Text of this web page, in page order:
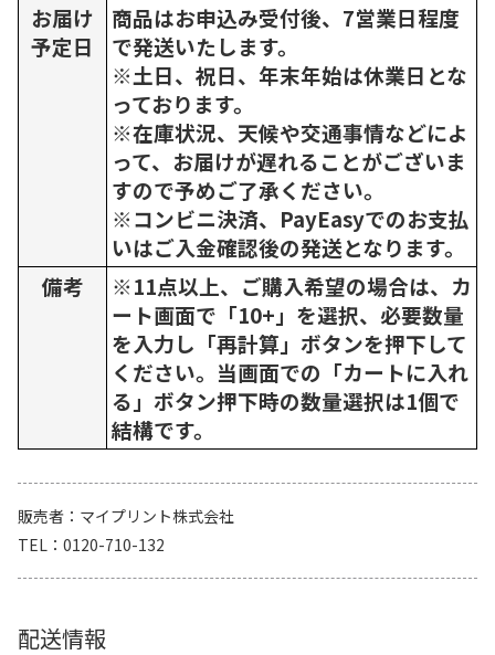
お届け
予定日
商品はお申込み受付後、7営業日程度
で発送いたします。
※土日、祝日、年末年始は休業日とな
っております。
※在庫状況、天候や交通事情などによ
って、お届けが遅れることがございま
すので予めご了承ください。
※コンビニ決済、PayEasyでのお支払
いはご入金確認後の発送となります。
備考
※11点以上、ご購入希望の場合は、カ
ート画面で「10+」を選択、必要数量
を入力し「再計算」ボタンを押下して
ください。当画面での「カートに入れ
る」ボタン押下時の数量選択は1個で
結構です。
販売者
マイプリント株式会社
TEL
0120-710-132
配送情報